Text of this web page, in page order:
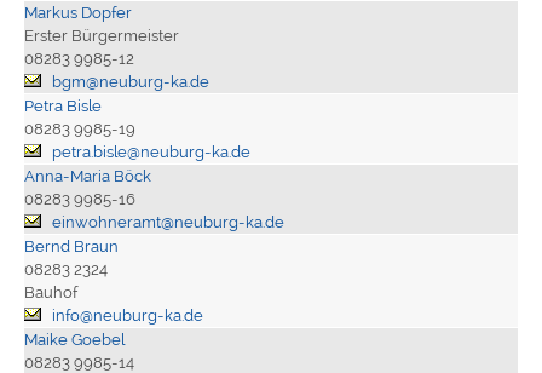
Markus Dopfer
Erster Bürgermeister
08283 9985-12
bgm@neuburg-ka.de
Petra Bisle
08283 9985-19
petra.bisle@neuburg-ka.de
Anna-Maria Böck
08283 9985-16
einwohneramt@neuburg-ka.de
Bernd Braun
08283 2324
Bauhof
info@neuburg-ka.de
Maike Goebel
08283 9985-14